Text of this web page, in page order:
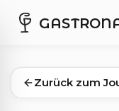
Zurück zum